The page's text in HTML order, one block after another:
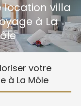
location villa
à La
votre
à La Môle